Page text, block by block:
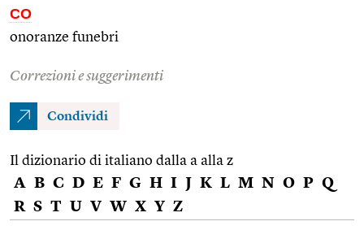
CO
onoranze funebri
Correzioni e suggerimenti
Condividi
Il dizionario di italiano dalla a alla z
A B C D E F G H I J K L M N O P Q
R S T U V W X Y Z